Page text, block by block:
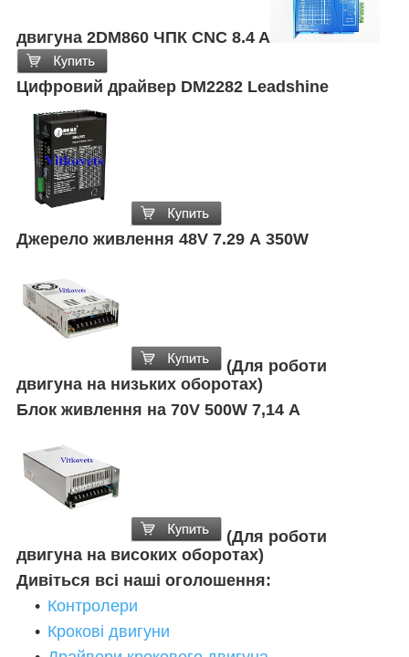
двигуна 2DM860 ЧПК CNC 8.4 A
Цифровий драйвер DM2282 Leadshine
Джерело живлення 48V 7.29 А 350W
(Для роботи
двигуна на низьких оборотах)
Блок живлення на 70V 500W 7,14 А
(Для роботи
двигуна на високих оборотах)
Дивіться всі наші оголошення:
Контролери
Крокові двигуни